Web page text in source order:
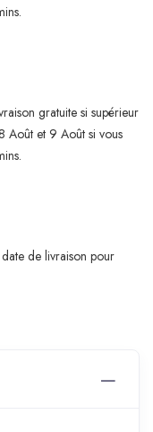
gratuite si supérieur
Août et 9 Août si vous
de livraison pour